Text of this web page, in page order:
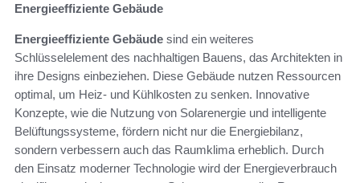
Energieeffiziente Gebäude
Energieeffiziente Gebäude sind ein weiteres
Schlüsselelement des nachhaltigen Bauens, das Architekten in
ihre Designs einbeziehen. Diese Gebäude nutzen Ressourcen
optimal, um Heiz- und Kühlkosten zu senken. Innovative
Konzepte, wie die Nutzung von Solarenergie und intelligente
Belüftungssysteme, fördern nicht nur die Energiebilanz,
sondern verbessern auch das Raumklima erheblich. Durch
den Einsatz moderner Technologie wird der Energieverbrauch